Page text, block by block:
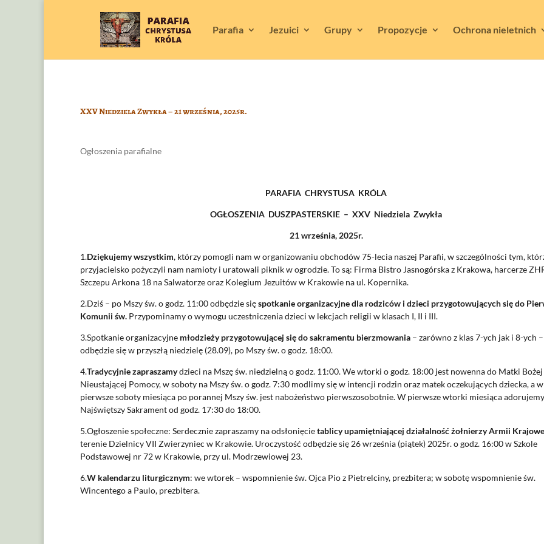
Parafia Jezuici Grupy Propozycje Ochrona nieletnich
XXV Niedziela Zwykła – 21 września, 2025r.
Ogłoszenia parafialne
PARAFIA CHRYSTUSA KRÓLA
OGŁOSZENIA DUSZPASTERSKIE – XXV Niedziela Zwykła
21 września, 2025r.
1.Dziękujemy wszystkim, którzy pomogli nam w organizowaniu obchodów 75-lecia naszej Parafii, w szczególności tym,
przyjacielsko pożyczyli nam namioty i uratowali piknik w ogrodzie. To są: Firma Bistro Jasnogórska z Krakowa, harcerze
Szczepu Arkona 18 na Salwatorze oraz Kolegium Jezuitów w Krakowie na ul. Kopernika.
2.Dziś – po Mszy św. o godz. 11:00 odbędzie sięspotkanie organizacyjne dla rodziców i dzieci przygotowujących się do
Komunii św. Przypominamy o wymogu uczestniczenia dzieci w lekcjach religii w klasach I, II i III.
3.Spotkanie organizacyjne młodzieży przygotowującej się do sakramentu bierzmowania – zarówno z klas 7-ych jak i 8-ych –
odbędzie się w przyszłą niedzielę (28.09), po Mszy św. o godz. 18:00.
4.Tradycyjnie zapraszamydzieci na Mszę św. niedzielną o godz. 11:00. We wtorki o godz. 18:00 jest nowenna do Matki Bożej
Nieustającej Pomocy, w soboty na Mszy św. o godz. 7:30 modlimy się w intencji rodzin oraz matek oczekujących dziecka, a w
pierwsze soboty miesiąca po porannej Mszy św. jest nabożeństwo pierwszosobotnie. W pierwsze wtorki miesiąca adorujemy
Najświętszy Sakrament od godz. 17:30 do 18:00.
5.Ogłoszenie społeczne: Serdecznie zapraszamy na odsłonięcietablicy upamiętniającej działalność żołnierzy Armii
terenie Dzielnicy VII Zwierzyniec w Krakowie. Uroczystość odbędzie się 26 września (piątek) 2025r. o godz. 16:00 w Szkole
Podstawowej nr 72 w Krakowie, przy ul. Modrzewiowej 23.
6.W kalendarzu liturgicznym: we wtorek – wspomnienie św. Ojca Pio z Pietrelciny, prezbitera; w sobotę wspomnienie św.
Wincentego a Paulo, prezbitera.